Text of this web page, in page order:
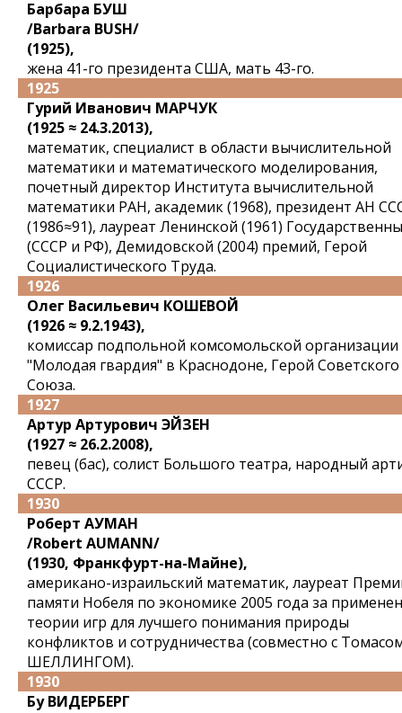
Барбара БУШ
/Barbara BUSH/
(1925),
жена 41-го президента США, мать 43-го.
1925
Гурий Иванович МАРЧУК
(1925 ≈ 24.3.2013),
математик, специалист в области вычислительной
математики и математического моделирования,
почетный директор Института вычислительной
математики РАН, академик (1968), президент АН
(1986≈91), лауреат Ленинской (1961)
(СССР и РФ), Демидовской (2004) премий, Герой
Социалистического Труда.
1926
Олег Васильевич КОШЕВОЙ
(1926 ≈ 9.2.1943),
комиссар подпольной комсомольской организации
"Молодая гвардия" в Краснодоне, Герой Советского
Союза.
1927
Артур Артурович ЭЙЗЕН
(1927 ≈ 26.2.2008),
певец (бас), солист Большого театра, народный
СССР.
1930
Роберт АУМАН
/Robert AUMANN/
(1930, Франкфурт-на-Майне),
американо-израильский математик, лауреат
памяти Нобеля по экономике 2005 года за
теории игр для лучшего понимания природы
конфликтов и сотрудничества (совместно с
ШЕЛЛИНГОМ).
1930
Бу ВИДЕРБЕРГ